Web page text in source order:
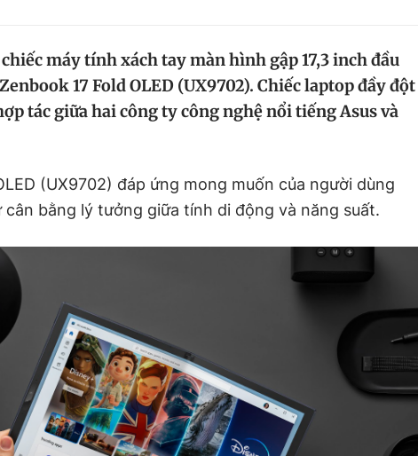
máy tính xách tay màn hình gập 17,3 inch đầu
17 Fold OLED (UX9702). Chiếc laptop đầy đột
tác giữa hai công ty công nghệ nổi tiếng Asus và
(UX9702) đáp ứng mong muốn của người dùng
cân bằng lý tưởng giữa tính di động và năng suất.